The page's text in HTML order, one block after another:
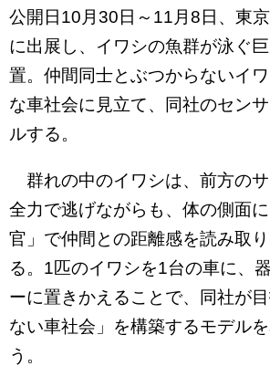
公開日10月30日～11月8日、東京
に出展し、イワシの魚群が泳ぐ
置。仲間同士とぶつからないイ
な車社会に見立て、同社のセン
ルする。
群れの中のイワシは、前方の
全力で逃げながらも、体の側面
官」で仲間との距離感を読み取
る。1匹のイワシを1台の車に、
ーに置きかえることで、同社が
ない車社会」を構築するモデル
う。